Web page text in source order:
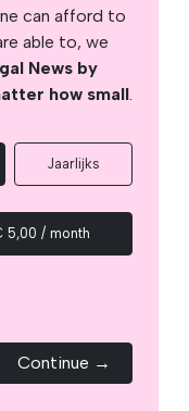
can afford to
able to, we
News by
how small.
Jaarlijks
5,00 / month
Continue →